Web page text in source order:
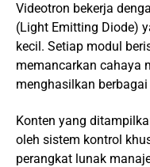
Videotron bekerja
(Light Emitting Diode)
kecil. Setiap modul
memancarkan cahaya
menghasilkan
Konten yang
oleh sistem kontrol
perangkat lunak